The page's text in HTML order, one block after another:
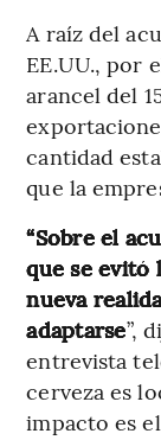
A raíz del
EE.UU., por
arancel del
cantidad
que la
“Sobre el
que se evitó
nueva
adaptarse”,
entrevista
cerveza es
impacto es